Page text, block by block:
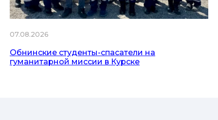
07.08.2026
Обнинские студенты-спасатели на
гуманитарной миссии в Курске